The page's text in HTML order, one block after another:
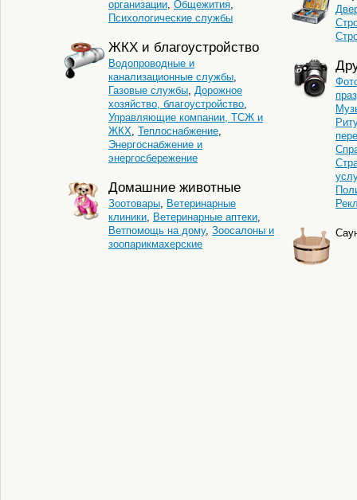
организации, Общежития,
Психологические службы
ЖКХ и благоустройство
Водопроводные и
канализационные службы,
Газовые службы, Дорожное
хозяйство, благоустройство,
Управляющие компании, ТСЖ и
ЖКХ, Теплоснабжение,
Энергоснабжение и
энергосбережение
Домашние животные
Зоотовары, Ветеринарные
клиники, Ветеринарные аптеки,
Ветпомощь на дому, Зоосалоны и
зоопарикмахерские